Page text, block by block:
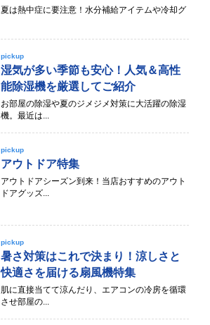
夏は熱中症に要注意！水分補給アイテムや冷却グ
pickup
湿気が多い季節も安心！人気＆高性
能除湿機を厳選してご紹介
お部屋の除湿や夏のジメジメ対策に大活躍の除湿
機。最近は...
pickup
アウトドア特集
アウトドアシーズン到来！当店おすすめのアウト
ドアグッズ...
pickup
暑さ対策はこれで決まり！涼しさと
快適さを届ける扇風機特集
肌に直接当てて涼んだり、エアコンの冷房を循環
させ部屋の...